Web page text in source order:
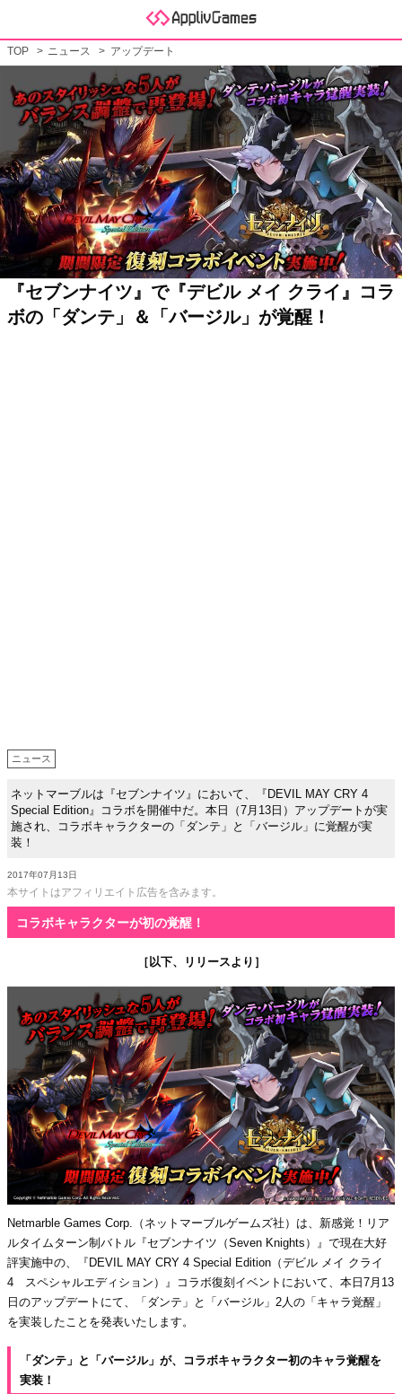
TOP ニュース アップデート
『セブンナイツ』で『デビル メイ クライ』コラ
ボの「ダンテ」＆「バージル」が覚醒！
ニュース
ネットマーブルは『セブンナイツ』において、『DEVIL MAY CRY 4
Special Edition』コラボを開催中だ。本日（7月13日）アップデートが実
施され、コラボキャラクターの「ダンテ」と「バージル」に覚醒が実
装！
2017年07月13日
本サイトはアフィリエイト広告を含みます。
コラボキャラクターが初の覚醒！
［以下、リリースより］
Netmarble Games Corp.（ネットマーブルゲームズ社）は、新感覚！リア
ルタイムターン制バトル『セブンナイツ（Seven Knights）』で現在大好
評実施中の、『DEVIL MAY CRY 4 Special Edition（デビル メイ クライ
4 スペシャルエディション）』コラボ復刻イベントにおいて、本日7月13
日のアップデートにて、「ダンテ」と「バージル」2人の「キャラ覚醒」
を実装したことを発表いたします。
「ダンテ」と「バージル」が、コラボキャラクター初のキャラ覚醒を
実装！